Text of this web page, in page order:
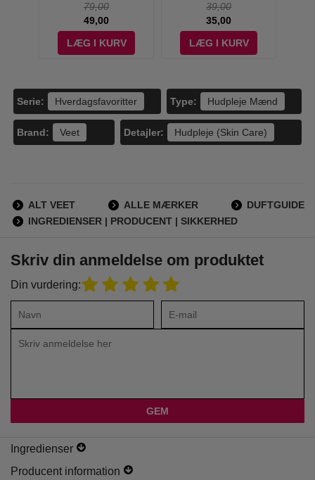
79,00
49,00
LÆG I KURV
39,00
35,00
LÆG I KURV
Type: Hudpleje Mænd
Serie: Hverdagsfavoritter
Brand: Veet Detajler: Hudpleje (Skin Care)
ALT VEET ALLE MÆRKER
DUFTGUIDE
INGREDIENSER | PRODUCENT | SIKKERHED
Skriv din anmeldelse om produktet
Din vurdering:
Ingredienser
Producent information